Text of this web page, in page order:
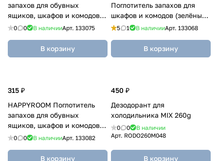
запахов для обувных
ящиков, шкафов и комодов
(уголь) 150г
0 0 В наличииАрт. 133075
В корзину
Поглотитель запахов для
шкафов и комодов (зелёный
чай) 150г
5 1 В наличииАрт. 133068
В корзину
315 ₽
HAPPYROOM Поглотитель
запахов для обувных
ящиков, шкафов и комодов
(зеленый чай) 150г
0 0 В наличииАрт. 133082
В корзину
450 ₽
Дезодорант для
холодильника MIX 260g
0 0
В наличии
Арт. RODO260M048
В корзину